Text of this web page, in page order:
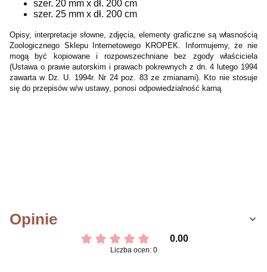
szer. 20 mm x dł. 200 cm
szer. 25 mm x dł. 200 cm
Opisy, interpretacje słowne, zdjęcia, elementy graficzne są własnością
Zoologicznego Sklepu Internetowego KROPEK. Informujemy, że nie
mogą być kopiowane i rozpowszechniane bez zgody właściciela
(Ustawa o prawie autorskim i prawach pokrewnych z dn. 4 lutego 1994
zawarta w Dz. U. 1994r. Nr 24 poz. 83 ze zmianami). Kto nie stosuje
się do przepisów w/w ustawy, ponosi odpowiedzialność karną
Opinie
0.00
Liczba ocen: 0